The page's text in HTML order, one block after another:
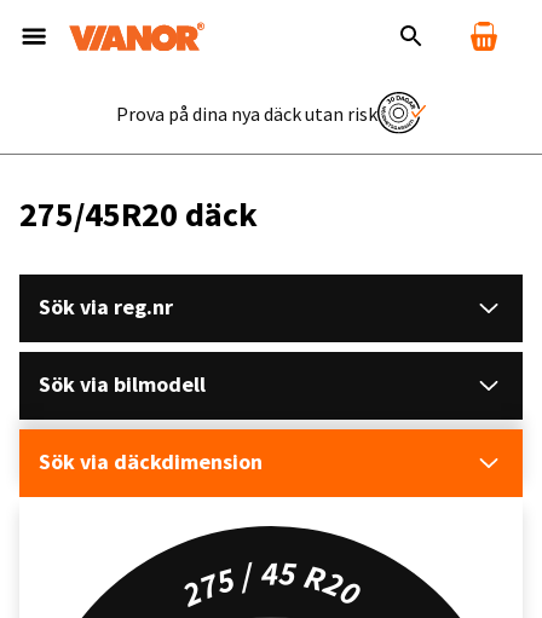
Prova på dina nya däck utan risk
275/45R20 däck
Sök via reg.nr
Sök via bilmodell
Sök via däckdimension
275 / 45 R20